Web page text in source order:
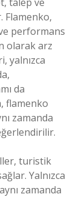
Flamenko,
performans
olarak arz
yalnızca
da
flamenko
zamanda
turistik
Yalnızca
zamanda